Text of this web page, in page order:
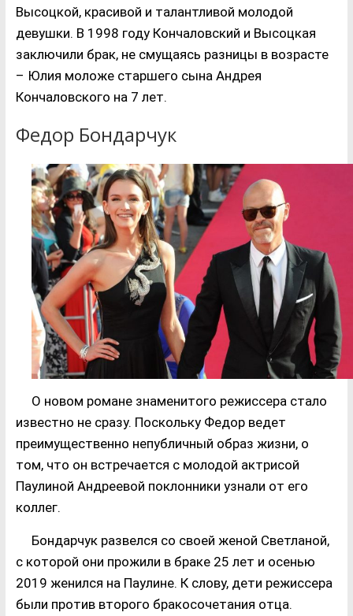
Высоцкой, красивой и талантливой молодой
девушки. В 1998 году Кончаловский и Высоцкая
заключили брак, не смущаясь разницы в возрасте
– Юлия моложе старшего сына Андрея
Кончаловского на 7 лет.
Федор Бондарчук
О новом романе знаменитого режиссера стало
известно не сразу. Поскольку Федор ведет
преимущественно непубличный образ жизни, о
том, что он встречается с молодой актрисой
Паулиной Андреевой поклонники узнали от его
коллег.
Бондарчук развелся со своей женой Светланой,
с которой они прожили в браке 25 лет и осенью
2019 женился на Паулине. К слову, дети режиссера
были против второго бракосочетания отца.